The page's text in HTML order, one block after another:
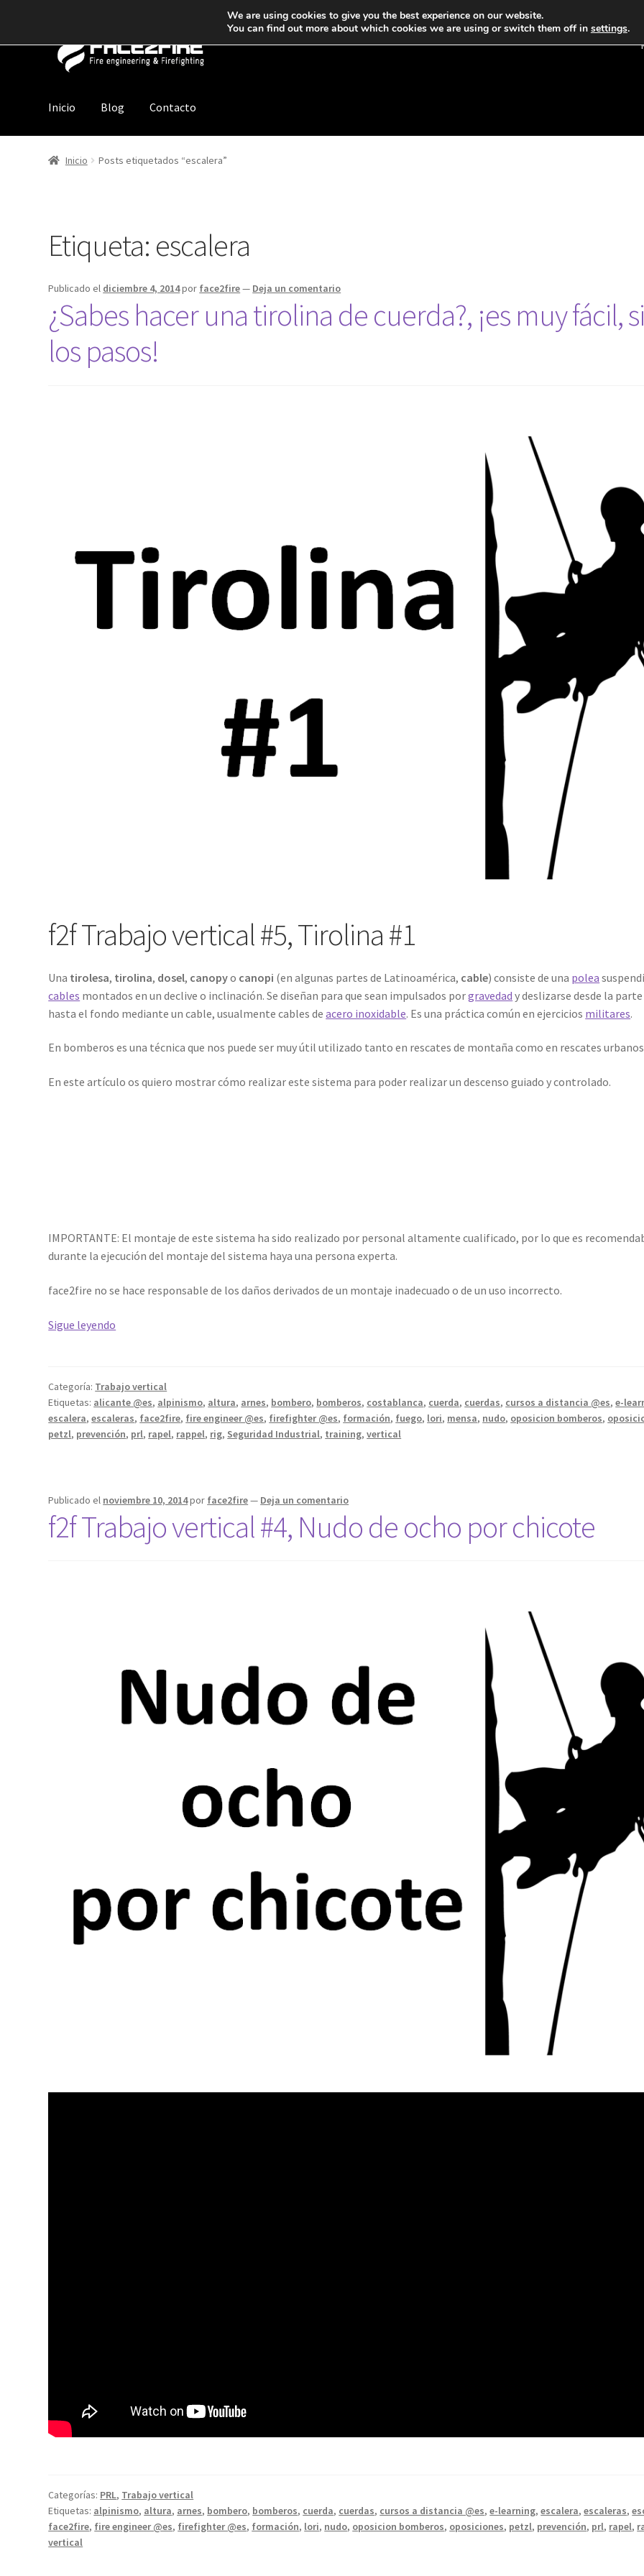
Inicio Blog Contacto
Inicio Posts etiquetados “escalera”
Etiqueta: escalera
Publicado el diciembre 4, 2014por face2fire— Deja un comentario
¿Sabes hacer una tirolina de cuerda?, ¡es muy fácil,
los pasos!
f2f Trabajo vertical #5, Tirolina #1
Una tirolesa, tirolina, dosel, canopyo canopi (en algunas partes de Latinoamérica, cable) consiste de una polea
cables montados en un declive o inclinación. Se diseñan para que sean impulsados porgravedad y deslizarse desde la
hasta el fondo mediante un cable, usualmente cables deacero inoxidable. Es una práctica común en ejercicios militares.
En bomberos es una técnica que nos puede ser muy útil utilizado tanto en rescates de montaña como en rescates
En este artículo os quiero mostrar cómo realizar este sistema para poder realizar un descenso guiado y controlado.
IMPORTANTE: El montaje de este sistema ha sido realizado por personal altamente cualificado, por lo que es
durante la ejecución del montaje del sistema haya una persona experta.
face2fire no se hace responsable de los daños derivados de un montaje inadecuado o de un uso incorrecto.
Sigue leyendo
de
cuerda?,
¡es
los
pasos!
Categoría: Trabajo vertical
Etiquetas: alicante @es, alpinismo, altura, arnes, bombero, bomberos, costablanca, cuerda, cuerdas, cursos a distancia @es,e-
escalera,escaleras, face2fire, fire engineer @es, firefighter @es, formación, fuego, lori, mensa, nudo, oposicion bomberos,
petzl, prevención, prl, rapel, rappel, rig, Seguridad Industrial, training,vertical
Publicado el noviembre 10, 2014por face2fire— Deja un comentario
f2f Trabajo vertical #4, Nudo de ocho por chicote
Categorías: PRL, Trabajo vertical
Etiquetas: alpinismo, altura, arnes, bombero, bomberos, cuerda, cuerdas, cursos a distancia @es,e-learning,escalera,escaleras,
face2fire, fire engineer @es, firefighter @es, formación, lori, nudo, oposicion bomberos, oposiciones, petzl, prevención, prl, rapel,
vertical
We are using cookies to give you the best experience on our website.
You can find out more about which cookies we are using or switch them off in settings.